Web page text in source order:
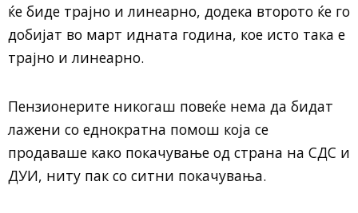
ќе биде трајно и линеарно, додека второто ќе го
добијат во март идната година, кое исто така е
трајно и линеарно.
Пензионерите никогаш повеќе нема да бидат
лажени со еднократна помош која се
продаваше како покачување од страна на СДС и
ДУИ, ниту пак со ситни покачувања.